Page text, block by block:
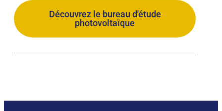
Découvrez le bureau d'étude
photovoltaïque